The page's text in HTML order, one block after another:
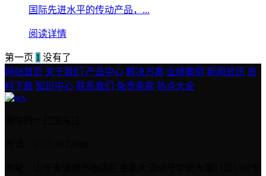
国际先进水平的传动产品，...
阅读详情
第一页 1 没有了
网站首页 关于我们 产品中心 解决方案 业绩案例 新闻资讯 资
料下载 知识中心 联系我们 免责条款 热点大全